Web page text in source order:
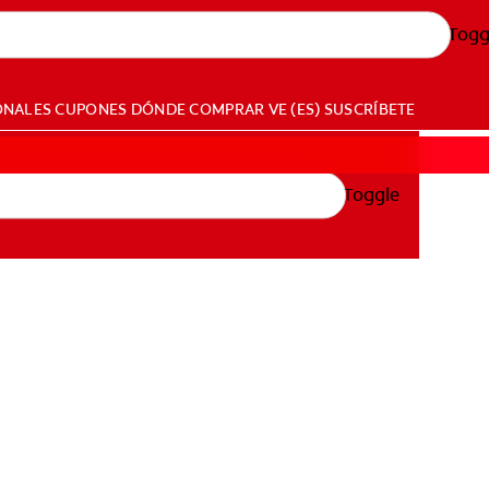
CUPONES DÓNDE COMPRAR VE (ES) SUSCRÍBETE
Toggle